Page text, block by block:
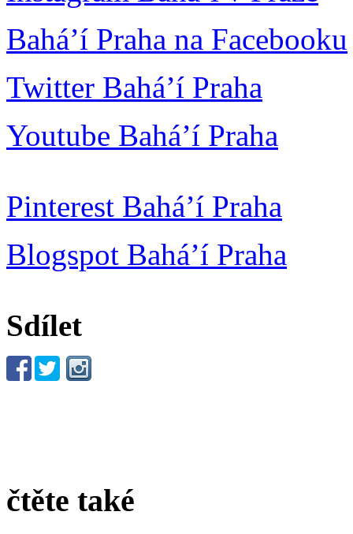
Bahá’í Praha na Facebooku
Twitter Bahá’í Praha
Youtube Bahá’í Praha
Pinterest Bahá’í Praha
Blogspot Bahá’í Praha
Sdílet
čtěte také